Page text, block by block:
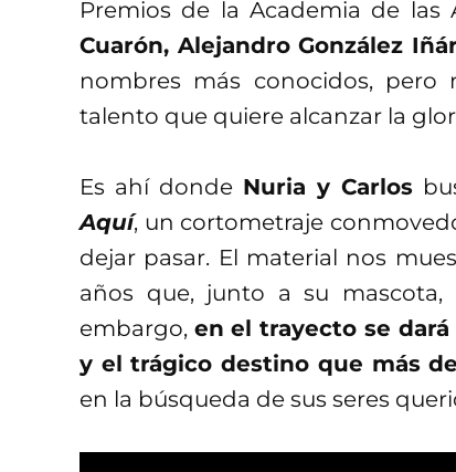
Premios de la Academia de las
Cuarón, Alejandro González
nombres más conocidos,
talento que quiere alcanzar la
Es ahí donde Nuria y Carlos
Aquí, un cortometraje
dejar pasar. El material nos
años que, junto a su
embargo, en el trayecto se
y el trágico destino que más
en la búsqueda de sus seres